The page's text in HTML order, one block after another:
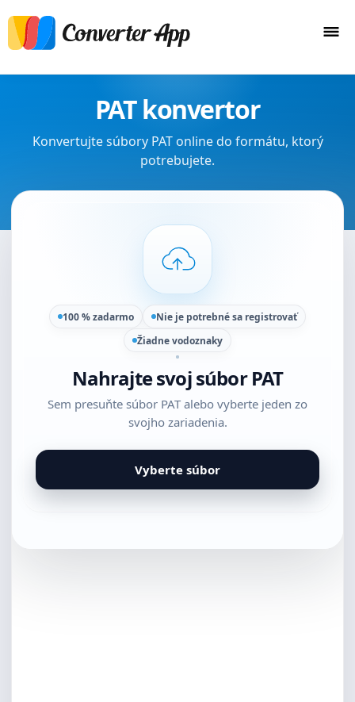
PAT konvertor
Konvertujte súbory PAT online do formátu, ktorý
potrebujete.
100 % zadarmo
Nie je potrebné sa registrovať
Žiadne vodoznaky
Nahrajte svoj súbor PAT
Sem presuňte súbor PAT alebo vyberte jeden zo
svojho zariadenia.
Vyberte súbor